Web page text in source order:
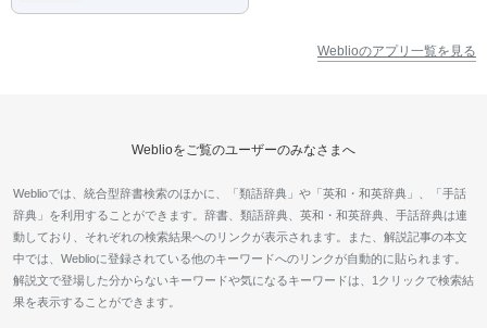
Weblioのアプリ一覧を見る
Weblioをご覧のユーザーのみなさまへ
Weblioでは、統合型辞書検索のほかに、「類語辞典」や「英和・和英辞典」、「手話
辞典」を利用することができます。辞書、類語辞典、英和・和英辞典、手話辞典は連
動しており、それぞれの検索結果へのリンクが表示されます。また、解説記事の本文
中では、Weblioに登録されている他のキーワードへのリンクが自動的に貼られます。
解説文で登場した分からないキーワードや気になるキーワードは、1クリックで検索結
果を表示することができます。